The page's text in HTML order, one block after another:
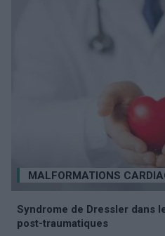
MALFORMATIONS
Syndrome de Dressler dans
post-traumatiques